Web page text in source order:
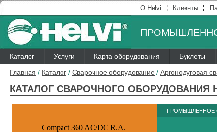
О Helvi ¦ Клиенты ¦
Каталог Услуги Карта оборудования Буклеты
Главная / Каталог / Сварочное оборудование / Аргонодуговая
КАТАЛОГ СВАРОЧНОГО ОБОРУДОВАНИЯ
Compact 360 AC/DC R.A.
ПРОМЫШЛЕННОЕ